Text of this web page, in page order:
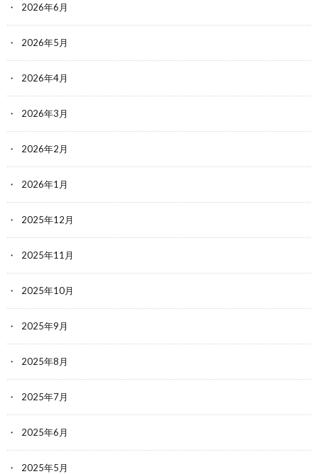
2026年6月
2026年5月
2026年4月
2026年3月
2026年2月
2026年1月
2025年12月
2025年11月
2025年10月
2025年9月
2025年8月
2025年7月
2025年6月
2025年5月